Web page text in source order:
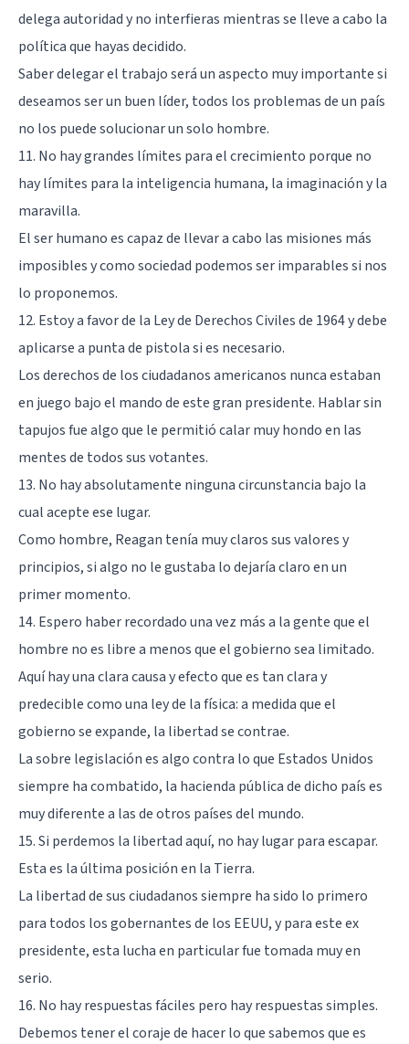
delega autoridad y no interfieras mientras se lleve a cabo la
política que hayas decidido.
Saber delegar el trabajo será un aspecto muy importante si
deseamos ser un buen líder, todos los problemas de un país
no los puede solucionar un solo hombre.
11. No hay grandes límites para el crecimiento porque no
hay límites para la inteligencia humana, la imaginación y la
maravilla.
El ser humano es capaz de llevar a cabo las misiones más
imposibles y como sociedad podemos ser imparables si nos
lo proponemos.
12. Estoy a favor de la Ley de Derechos Civiles de 1964 y debe
aplicarse a punta de pistola si es necesario.
Los derechos de los ciudadanos americanos nunca estaban
en juego bajo el mando de este gran presidente. Hablar sin
tapujos fue algo que le permitió calar muy hondo en las
mentes de todos sus votantes.
13. No hay absolutamente ninguna circunstancia bajo la
cual acepte ese lugar.
Como hombre, Reagan tenía muy claros sus valores y
principios, si algo no le gustaba lo dejaría claro en un
primer momento.
14. Espero haber recordado una vez más a la gente que el
hombre no es libre a menos que el gobierno sea limitado.
Aquí hay una clara causa y efecto que es tan clara y
predecible como una ley de la física: a medida que el
gobierno se expande, la libertad se contrae.
La sobre legislación es algo contra lo que Estados Unidos
siempre ha combatido, la hacienda pública de dicho país es
muy diferente a las de otros países del mundo.
15. Si perdemos la libertad aquí, no hay lugar para escapar.
Esta es la última posición en la Tierra.
La libertad de sus ciudadanos siempre ha sido lo primero
para todos los gobernantes de los EEUU, y para este ex
presidente, esta lucha en particular fue tomada muy en
serio.
16. No hay respuestas fáciles pero hay respuestas simples.
Debemos tener el coraje de hacer lo que sabemos que es